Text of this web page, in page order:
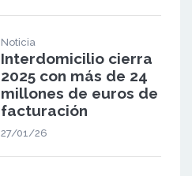
Noticia
Interdomicilio cierra
2025 con más de 24
millones de euros de
facturación
27/01/26